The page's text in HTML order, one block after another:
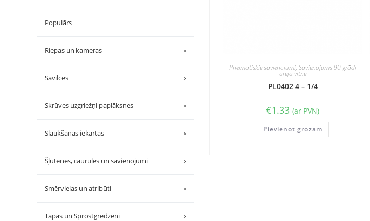
Pneimatiskie savienojumi,Savienojums 90 grādi
ārējā vītne
PL0402 4 – 1/4
€1.33 (ar PVN)
Pievienot grozam
Populārs
Riepas un kameras ›
Savilces ›
Skrūves uzgriežņi paplāksnes ›
Slaukšanas iekārtas ›
Šļūtenes, caurules un savienojumi ›
Smērvielas un atribūti ›
Tapas un Sprostgredzeni ›